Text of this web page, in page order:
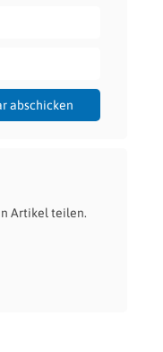
Artikel teilen.